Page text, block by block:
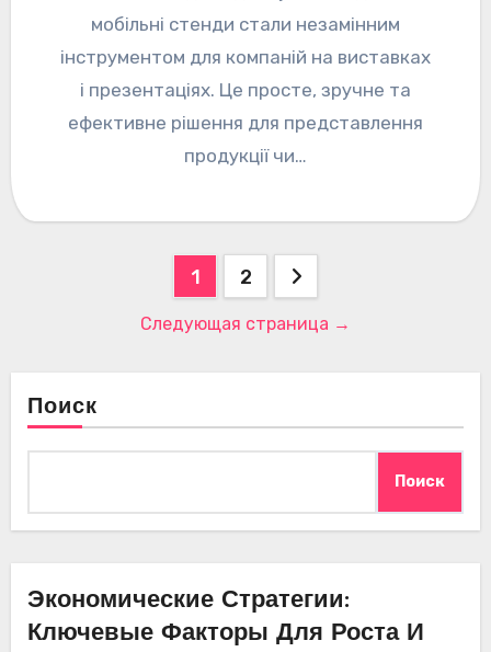
мобільні стенди стали незамінним
інструментом для компаній на виставках
і презентаціях. Це просте, зручне та
ефективне рішення для представлення
продукції чи…
Навигация1 2
Следующая страница →
Поиск
Поиск
Экономические Стратегии:
Ключевые Факторы Для Роста И